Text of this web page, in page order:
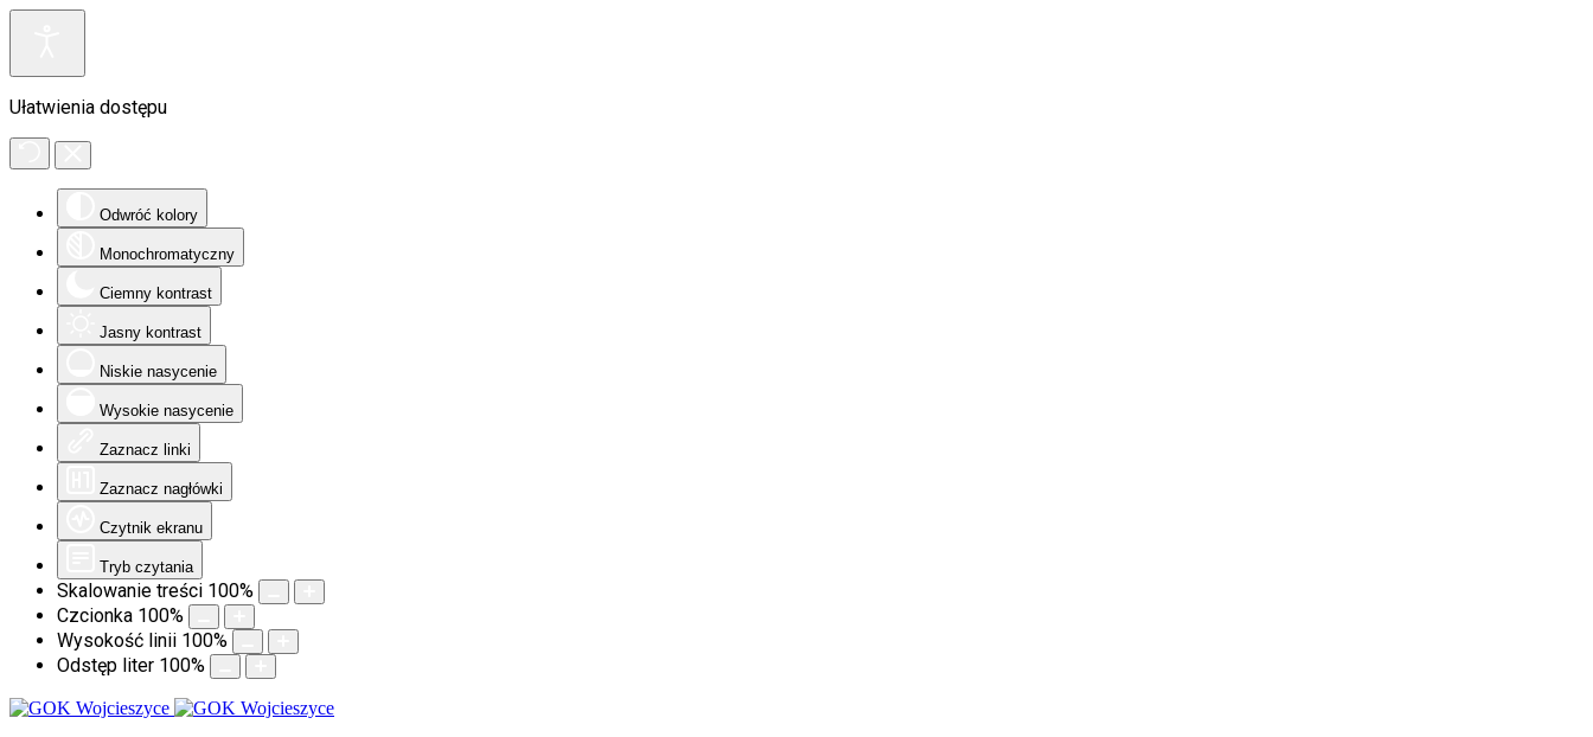
Ułatwienia dostępu
Odwróć kolory
Monochromatyczny
Ciemny kontrast
Jasny kontrast
Niskie nasycenie
Wysokie nasycenie
Zaznacz linki
Zaznacz nagłówki
Czytnik ekranu
Tryb czytania
Skalowanie treści 100%
Czcionka 100%
Wysokość linii 100%
Odstęp liter 100%